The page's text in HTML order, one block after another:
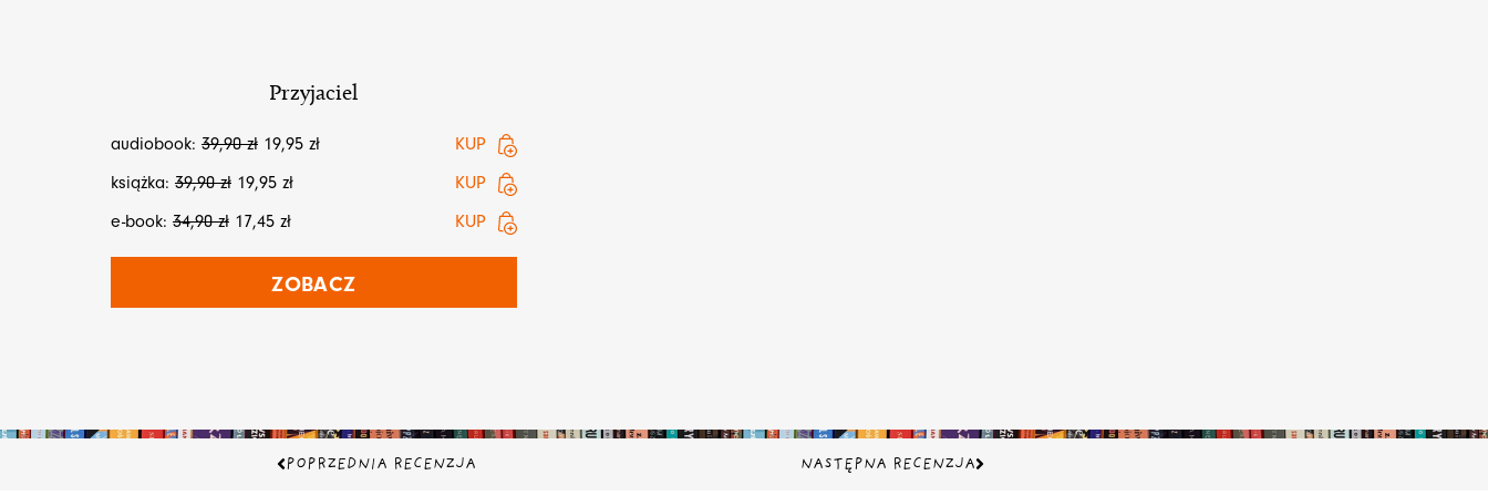
Przyjaciel
audiobook: 39,90zł 19,95 zł
KUP
książka: 39,90zł 19,95 zł
KUP
e-book: 34,90zł 17,45 zł KUP
ZOBACZ
Prev
POPRZEDNIA RECENZJA NASTĘPNA RECENZJANastępny